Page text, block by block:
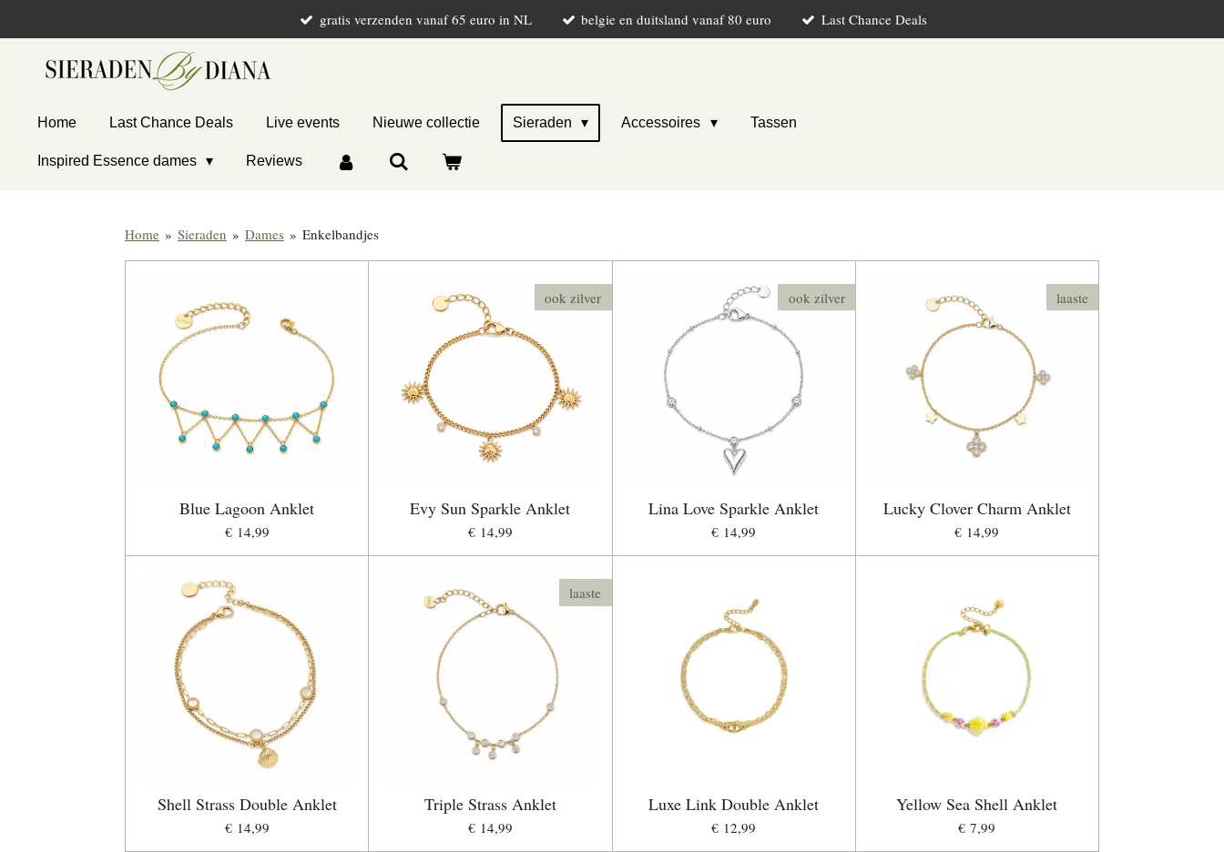
hoofdinhoud
gratis verzenden vanaf 65 euro in NL belgie en duitsland vanaf 80 euro Last Chance Deals
Home Last Chance Deals Live events Nieuwe collectie Sieraden Accessoires Tassen
Inspired Essence dames Reviews
Home » Sieraden » Dames » Enkelbandjes
Blue Lagoon Anklet
€ 14,99
ook zilver
Evy Sun Sparkle Anklet
€ 14,99
ook zilver
Lina Love Sparkle Anklet
€ 14,99
laaste
Lucky Clover Charm Anklet
€ 14,99
Shell Strass Double Anklet
€ 14,99
laaste
Triple Strass Anklet
€ 14,99
Luxe Link Double Anklet
€ 12,99
Yellow Sea Shell Anklet
€ 7,99